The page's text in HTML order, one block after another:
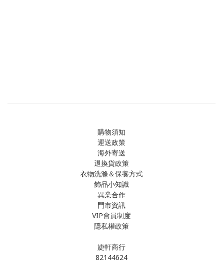
購物須知
運送政策
海外寄送
退換貨政策
衣物洗滌＆保養方式
飾品小知識
異業合作
門市資訊
VIP會員制度
隱私權政策
婕軒商行
82144624